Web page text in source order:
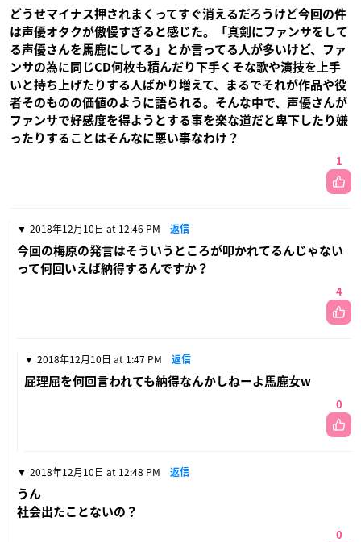
どうせマイナス押されまくってすぐ消えるだろうけど今回の件
は声優オタクが傲慢すぎると感じた。「真剣にファンサをして
る声優さんを馬鹿にしてる」とか言ってる人が多いけど、ファ
ンサの為に同じCD何枚も積んだり下手くそな歌や演技を上手
いと持ち上げたりする人ばかり増えて、まるでそれが作品や役
者そのものの価値のように語られる。そんな中で、声優さんが
ファンサで好感度を得ようとする事を楽な道だと卑下したり嫌
ったりすることはそんなに悪い事なわけ？
1
2018年12月10日 at 12:46 PM 返信
今回の梅原の発言はそういうところが叩かれてるんじゃない
って何回いえば納得するんですか？
4
2018年12月10日 at 1:47 PM 返信
屁理屈を何回言われても納得なんかしねーよ馬鹿女w
0
2018年12月10日 at 12:48 PM 返信
うん
社会出たことないの？
0